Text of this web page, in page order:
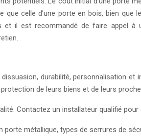
que celle d’une porte en bois, bien
et il est recommandé de faire appel à
durabilité, personnalisation et
de leurs biens et de leurs
Contactez un installateur qualifié
métallique, types de serrures de